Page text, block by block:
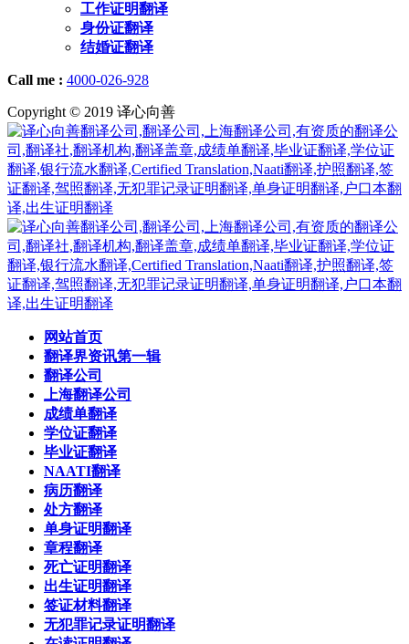
工作证明翻译
身份证翻译
结婚证翻译
Call me : 4000-026-928
Copyright © 2019 译心向善
网站首页
翻译界资讯第一辑
翻译公司
上海翻译公司
成绩单翻译
学位证翻译
毕业证翻译
NAATI翻译
病历翻译
处方翻译
单身证明翻译
章程翻译
死亡证明翻译
出生证明翻译
签证材料翻译
无犯罪记录证明翻译